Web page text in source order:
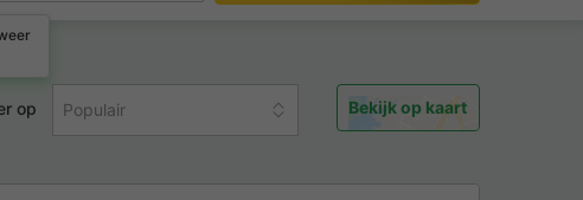
op Populair Bekijk op kaart